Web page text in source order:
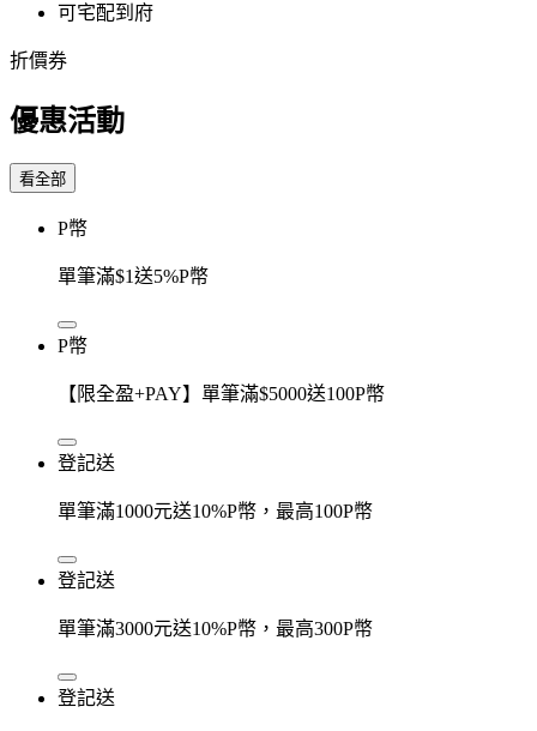
可宅配到府
折價券
優惠活動
看全部
P幣
單筆滿$1送5%P幣
P幣
【限全盈+PAY】單筆滿$5000送100P幣
登記送
單筆滿1000元送10%P幣，最高100P幣
登記送
單筆滿3000元送10%P幣，最高300P幣
登記送